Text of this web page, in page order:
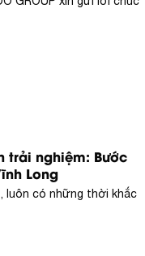
trải nghiệm: Bước
Long
luôn có những thời khắc